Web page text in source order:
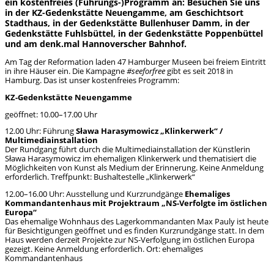
in der KZ-Gedenkstätte Neuengamme, am Geschichtsort
Stadthaus, in der Gedenkstätte Bullenhuser Damm, in der
Gedenkstätte Fuhlsbüttel, in der Gedenkstätte Poppenbüttel
und am denk.mal Hannoverscher Bahnhof.
Am Tag der Reformation laden 47 Hamburger Museen bei freiem Eintritt
in ihre Häuser ein. Die Kampagne#seeforfreegibt es seit 2018 in
Hamburg. Das ist unser kostenfreies Programm:
KZ-Gedenkstätte Neuengamme
geöffnet: 10.00–17.00 Uhr
12.00 Uhr: FührungSława Harasymowicz „Klinkerwerk“ /
Multimediainstallation
Der Rundgang führt durch die Multimediainstallation der Künstlerin
Sława Harasymowicz im ehemaligen Klinkerwerk und thematisiert die
Möglichkeiten von Kunst als Medium der Erinnerung. Keine Anmeldung
erforderlich. Treffpunkt: Bushaltestelle „Klinkerwerk“
12.00–16.00 Uhr: Ausstellung und Kurzrundgänge Ehemaliges
Kommandantenhaus mit Projektraum „NS-Verfolgte im östlichen
Europa“
Das ehemalige Wohnhaus des Lagerkommandanten Max Pauly ist heute
für Besichtigungen geöffnet und es finden Kurzrundgänge statt. In dem
Haus werden derzeit Projekte zur NS-Verfolgung im östlichen Europa
gezeigt. Keine Anmeldung erforderlich. Ort: ehemaliges
Kommandantenhaus